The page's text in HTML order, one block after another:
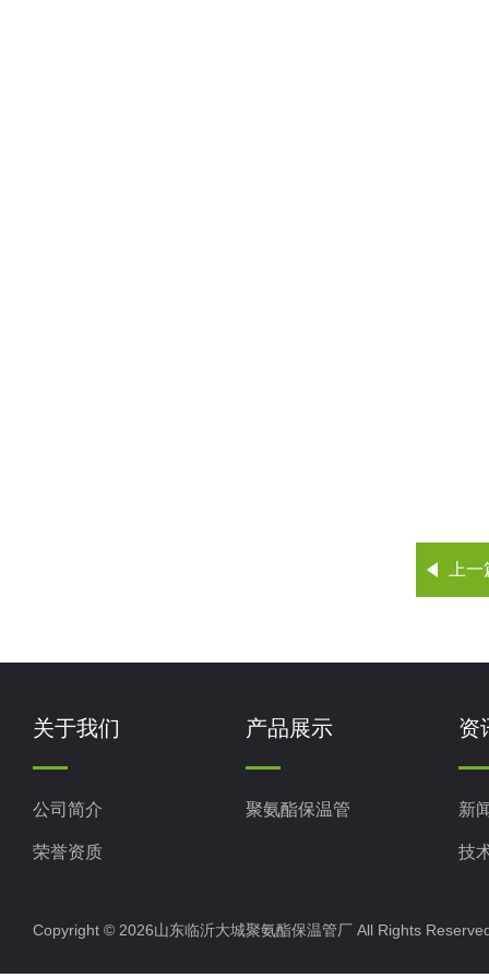
上
关于我们
公司简介
荣誉资质
产品展示
聚氨酯保温管
资
新
技
Copyright © 2026山东临沂大城聚氨酯保温管厂 All Rights